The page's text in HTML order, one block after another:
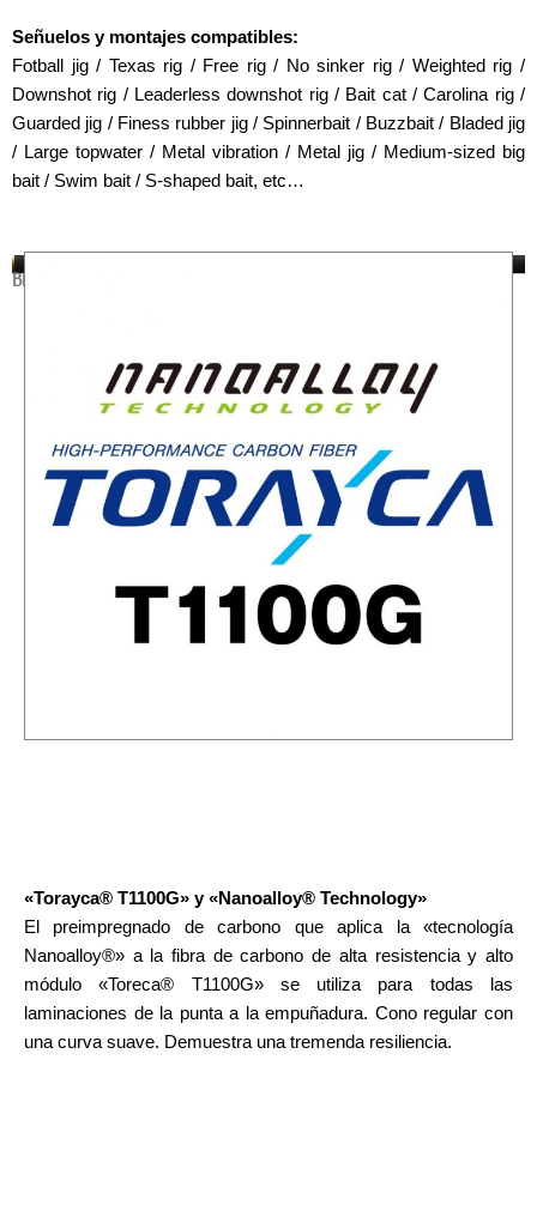
Señuelos y montajes compatibles:
Fotball jig / Texas rig / Free rig / No sinker rig / Weighted rig /
Downshot rig / Leaderless downshot rig / Bait cat / Carolina rig /
Guarded jig / Finess rubber jig / Spinnerbait / Buzzbait / Bladed jig
/ Large topwater / Metal vibration / Metal jig / Medium-sized big
bait / Swim bait / S-shaped bait, etc…
BLANK
«Torayca® T1100G» y «Nanoalloy® Technology»
El preimpregnado de carbono que aplica la «tecnología
Nanoalloy®» a la fibra de carbono de alta resistencia y alto
módulo «Toreca® T1100G» se utiliza para todas las
laminaciones de la punta a la empuñadura. Cono regular con
una curva suave. Demuestra una tremenda resiliencia.